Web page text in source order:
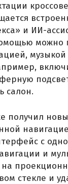
и ИИ-
можно
салон.
получил
с
и
стекле и